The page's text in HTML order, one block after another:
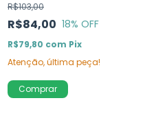
R$84,00
R$103,00
18% OFF
R$79,80 com Pix
Atenção, última peça!